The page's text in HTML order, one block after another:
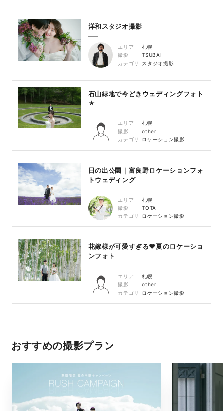
洋和スタジオ撮影
エリア
札幌
撮影
TSUBAI
カテゴリ
スタジオ撮影
石山緑地で今どきウェディングフォト
★
エリア
札幌
撮影
other
カテゴリ
ロケーション撮影
日の出公園｜富良野ロケーションフォ
トウェディング
エリア
札幌
撮影
TOTA
カテゴリ
ロケーション撮影
花嫁様が可愛すぎる♥夏のロケーショ
ンフォト
エリア
札幌
撮影
other
カテゴリ
ロケーション撮影
おすすめの撮影プラン